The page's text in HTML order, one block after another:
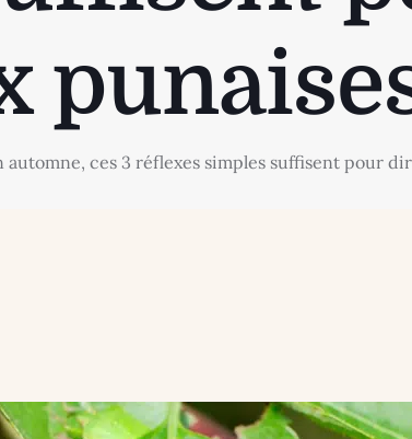
automne, ces 3 réflexes simples suffisent pour